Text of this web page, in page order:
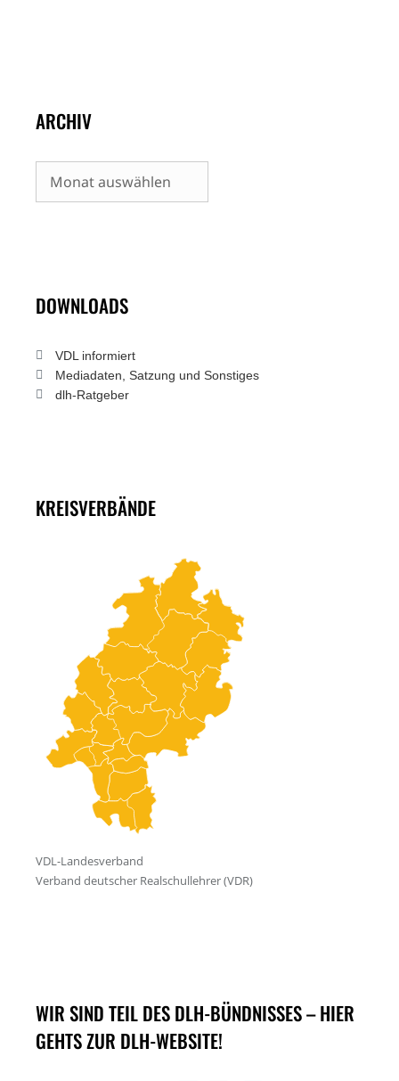
ARCHIV
Archiv
DOWNLOADS
VDL informiert
Mediadaten, Satzung und Sonstiges
dlh-Ratgeber
KREISVERBÄNDE
WIR SIND TEIL DES DLH-BÜNDNISSES – HIER
GEHTS ZUR DLH-WEBSITE!